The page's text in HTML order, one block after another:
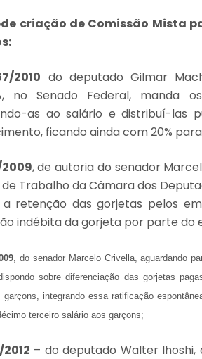
criação de Comissão Mista
2010 do deputado Gilmar
no Senado Federal, manda
as ao salário e distribuí-las
ficando ainda com 20%
2009, de autoria do senador
Trabalho da Câmara dos
a retenção das gorjetas pelos
indébita da gorjeta por parte do
, do senador Marcelo Crivella, aguardando
sobre diferenciação das gorjetas
garçons, integrando essa ratificação
terceiro salário aos garçons;
2012 – do deputado Walter